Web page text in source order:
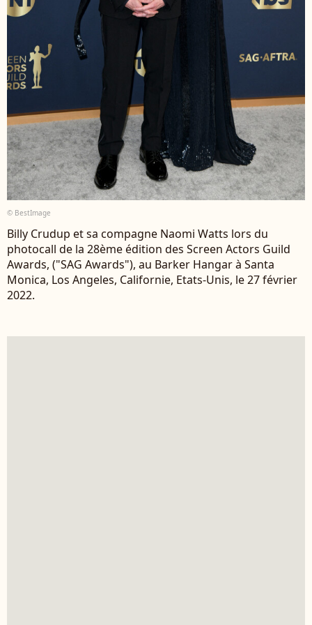
© BestImage
Billy Crudup et sa compagne Naomi Watts lors du
photocall de la 28ème édition des Screen Actors Guild
Awards, ("SAG Awards"), au Barker Hangar à Santa
Monica, Los Angeles, Californie, Etats-Unis, le 27 février
2022.